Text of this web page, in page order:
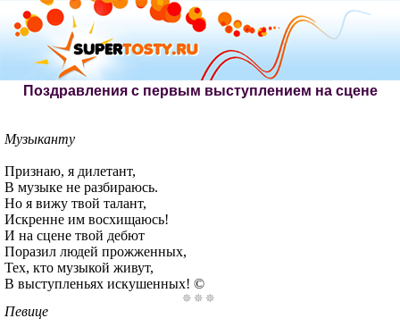
Поздравления с первым выступлением на сцене
Музыканту
Признаю, я дилетант,
В музыке не разбираюсь.
Но я вижу твой талант,
Искренне им восхищаюсь!
И на сцене твой дебют
Поразил людей прожженных,
Тех, кто музыкой живут,
В выступленьях искушенных! ©
Певице